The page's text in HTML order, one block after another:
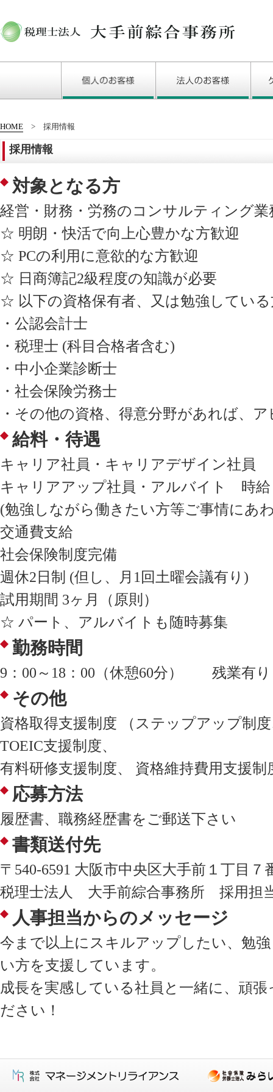
HOME 採用情報
採用情報
対象となる方
経営・財務・労務のコンサルティング
☆ 明朗・快活で向上心豊かな方歓迎
☆ PCの利用に意欲的な方歓迎
☆ 日商簿記2級程度の知識が必要
☆ 以下の資格保有者、又は勉強してい
・公認会計士
・税理士 (科目合格者含む)
・中小企業診断士
・社会保険労務士
・その他の資格、得意分野があれば、
給料・待遇
キャリア社員・キャリアデザイン社員
キャリアアップ社員・アルバイト 時給
(勉強しながら働きたい方等ご事情にあ
交通費支給
社会保険制度完備
週休2日制 (但し、月1回土曜会議有り)
試用期間 3ヶ月（原則）
☆ パート、アルバイトも随時募集
勤務時間
9：00～18：00（休憩60分） 残業有り
その他
資格取得支援制度 （ステップアップ制
TOEIC支援制度、
有料研修支援制度、 資格維持費用支援制
応募方法
履歴書、職務経歴書をご郵送下さい
書類送付先
〒540-6591 大阪市中央区大手前１丁目７
税理士法人 大手前綜合事務所 採用担
人事担当からのメッセージ
今まで以上にスキルアップしたい、勉
い方を支援しています。
成長を実感している社員と一緒に、頑
ださい！